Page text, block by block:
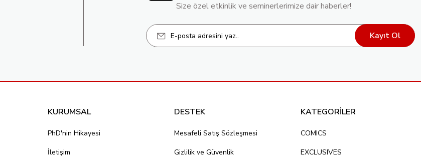
Size özel etkinlik ve seminerlerimize dair haberler!
Kayıt Ol
KURUMSAL
PhD'nin Hikayesi
İletişim
DESTEK
Mesafeli Satış Sözleşmesi
Gizlilik ve Güvenlik
KATEGORİLER
COMICS
EXCLUSIVES